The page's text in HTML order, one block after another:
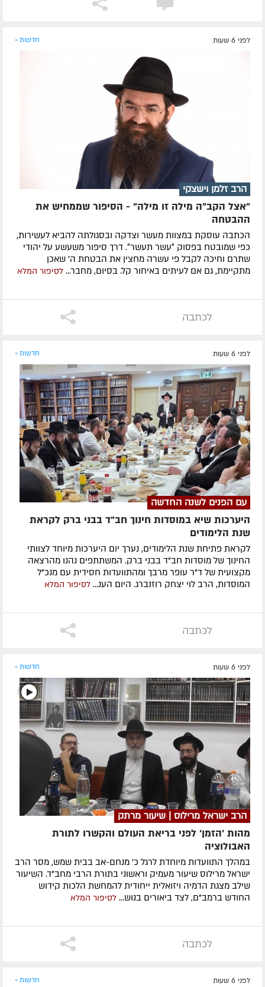
לפני 6 שעות חדשות »
הרב זלמן וישצקי
"אצל הקב"ה מילה זו מילה" - הסיפור שממחיש את
ההבטחה
הכתבה עוסקת במצוות מעשר וצדקה ובסגולתה להביא לעשירות,
כפי שמובטח בפסוק ״עשר תעשר״. דרך סיפור משעשע על יהודי
שתרם וחיכה לקבל פי עשרה מחצין את הבטחת ה' שאכן
מתקיימת, גם אם לעיתים באיחור קל. בסיום, מחבר... לסיפור המלא
לכתבה
לפני 6 שעות חדשות »
עם הפנים לשנה החדשה
היערכות שיא במוסדות חינוך חב"ד בבני ברק לקראת
שנת הלימודים
לקראת פתיחת שנת הלימודים, נערך יום היערכות מיוחד לצוותי
החינוך של מוסדות חב"ד בבני ברק. המשתתפים נהנו מהרצאה
מקצועית של ד"ר עופר מרבך ומהתוועדות חסידית עם מנכ"ל
המוסדות, הרב לוי יצחק רוזנברג. היום הענ... לסיפור המלא
לכתבה
לפני 6 שעות חדשות »
הרב ישראל מרילוס | שיעור מרתק
מהות 'הזמן' לפני בריאת העולם והקשרו לתורת
האבולוציה
במהלך התוועדות מיוחדת לרגל כ' מנחם-אב בבית שמש, מסר הרב
ישראל מרילוס שיעור מעמיק וראשוני בתורת הרבי מחב"ד. השיעור
שילב מצגת הדמיה ויזואלית ייחודית להמחשת הלכות קידוש
החודש ברמב"ם, לצד ביאורים בנוש... לסיפור המלא
לכתבה
לפני 6 שעות חדשות »